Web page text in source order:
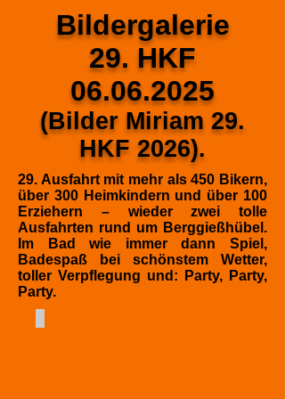
Bildergalerie
29. HKF
06.06.2025
(Bilder Miriam 29.
HKF 2026).
29. Ausfahrt mit mehr als 450 Bikern,
über 300 Heimkindern und über 100
Erziehern – wieder zwei tolle
Ausfahrten rund um Berggießhübel.
Im Bad wie immer dann Spiel,
Badespaß bei schönstem Wetter,
toller Verpflegung und: Party, Party,
Party.
001